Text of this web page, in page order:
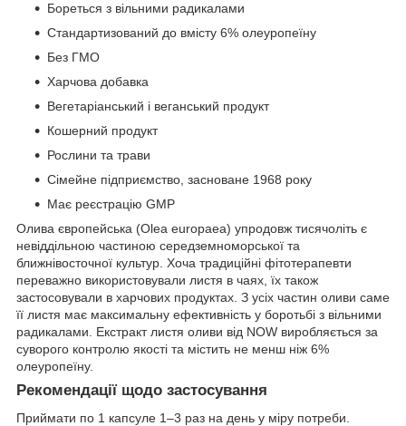
Бореться з вільними радикалами
Стандартизований до вмісту 6% олеуропеїну
Без ГМО
Харчова добавка
Вегетаріанський і веганський продукт
Кошерний продукт
Рослини та трави
Сімейне підприємство, засноване 1968 року
Має реєстрацію GMP
Олива європейська (Olea europaea) упродовж тисячоліть є
невіддільною частиною середземноморської та
ближнівосточної культур. Хоча традиційні фітотерапевти
переважно використовували листя в чаях, їх також
застосовували в харчових продуктах. З усіх частин оливи саме
її листя має максимальну ефективність у боротьбі з вільними
радикалами. Екстракт листя оливи від NOW виробляється за
суворого контролю якості та містить не менш ніж 6%
олеуропеїну.
Рекомендації щодо застосування
Приймати по 1 капсуле 1–3 раз на день у міру потреби.